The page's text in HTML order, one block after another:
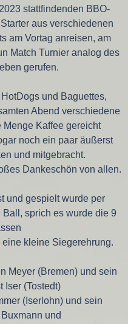
stattfindenden BBO-
aus verschiedenen
am Vortag anreisen, am
Match Turnier analog des
gerufen.
und Baguettes,
Abend verschiedene
Kaffee gereicht
noch ein paar äußerst
und mitgebracht.
Dankeschön von allen.
und gespielt wurde per
sprich es wurde die 9
kleine Siegerehrung.
Meyer (Bremen) und sein
Iser (Tostedt)
(Iserlohn) und sein
und